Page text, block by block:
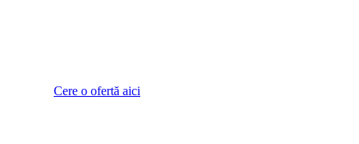
Cere o ofertă aici